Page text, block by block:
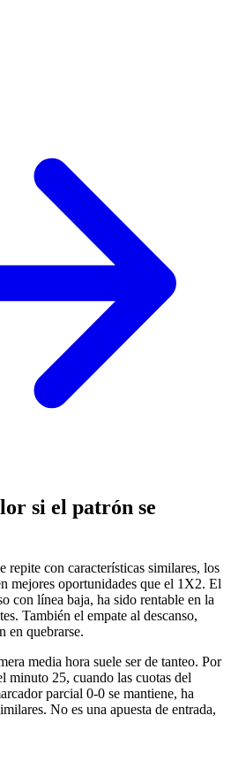
si el patrón se
repite con características similares, los
mejores oportunidades que el 1X2. El
con línea baja, ha sido rentable en la
También el empate al descanso,
en quebrarse.
media hora suele ser de tanteo. Por
minuto 25, cuando las cuotas del
parcial 0-0 se mantiene, ha
No es una apuesta de entrada,